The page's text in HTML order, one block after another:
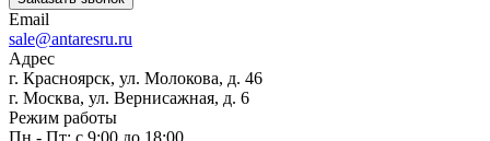
Email
sale@antaresru.ru
Адрес
г. Красноярск, ул. Молокова, д. 46
г. Москва, ул. Вернисажная, д. 6
Режим работы
Пн - Пт: с 9:00 до 18:00